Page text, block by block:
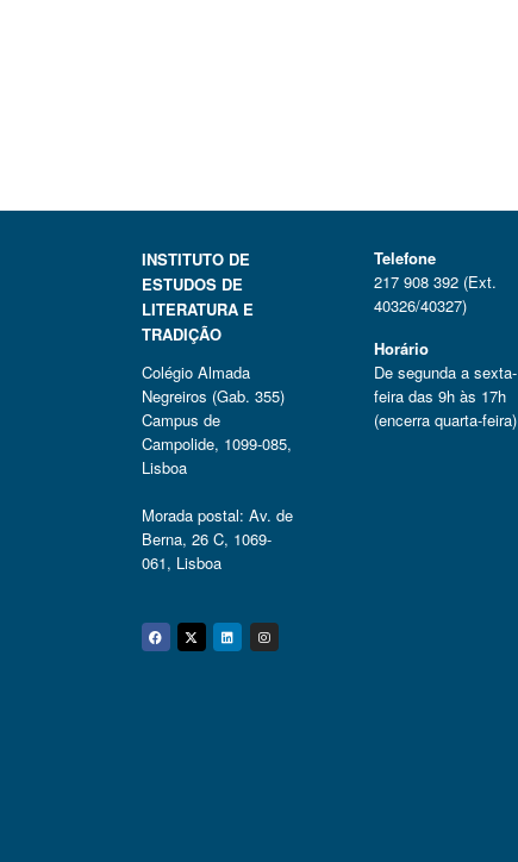
INSTITUTO DE
ESTUDOS DE
LITERATURA E
TRADIÇÃO
Colégio Almada
Negreiros (Gab. 355)
Campus de
Campolide, 1099-085,
Lisboa
Morada postal: Av. de
Berna, 26 C, 1069-
061, Lisboa
Facebook
Twitter
Linkedin
Instagram
Telefone
217 908 392 (Ext.
40326/40327)
Horário
De segunda a sexta-
feira das 9h às 17h
(encerra quarta-feira)